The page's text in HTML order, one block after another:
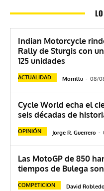
Indian Motorcycle
Rally de Sturgis con
125 unidades
ACTUALIDAD Morrillu - 08/
Cycle World echa el
seis décadas de
OPINIÓN Jorge R. Guerrero -
Las MotoGP de 850
tiempos de Bulega
COMPETICION David Robledo